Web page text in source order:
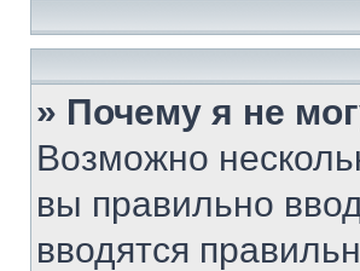
» Почему я не
Возможно
вы правильно
вводятся